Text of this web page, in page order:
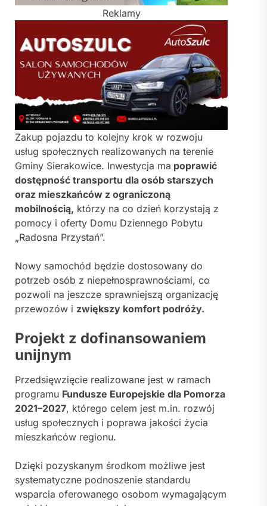
Reklamy
Zakup pojazdu to kolejny krok w rozwoju
usług społecznych realizowanych na terenie
Gminy Sierakowice. Inwestycja ma poprawić
dostępność transportu dla osób starszych
oraz mieszkańców z ograniczoną
mobilnością, którzy na co dzień korzystają z
pomocy i oferty Domu Dziennego Pobytu
„Radosna Przystań”.
Nowy samochód będzie dostosowany do
potrzeb osób z niepełnosprawnościami, co
pozwoli na jeszcze sprawniejszą organizację
przewozów i zwiększy komfort podróży.
Projekt z dofinansowaniem
unijnym
Przedsięwzięcie realizowane jest w ramach
programu Fundusze Europejskie dla Pomorza
2021–2027, którego celem jest m.in. rozwój
usług społecznych i poprawa jakości życia
mieszkańców regionu.
Dzięki pozyskanym środkom możliwe jest
systematyczne podnoszenie standardu
wsparcia oferowanego osobom wymagającym